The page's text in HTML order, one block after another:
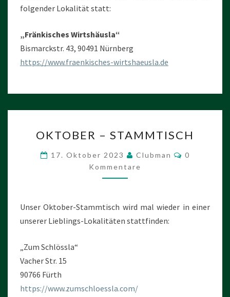
folgender Lokalität statt:
„Fränkisches Wirtshäusla“
Bismarckstr. 43, 90491 Nürnberg
https://www.fraenkisches-wirtshaeusla.de
–
STAMMTISCH
OKTOBER – STAMMTISCH
17. Oktober 2023 Clubman
0
Kommentare
Unser Oktober-Stammtisch wird mal wieder in einer
unserer Lieblings-Lokalitäten stattfinden:
„Zum Schlössla“
Vacher Str. 15
90766 Fürth
https://www.zumschloessla.com/